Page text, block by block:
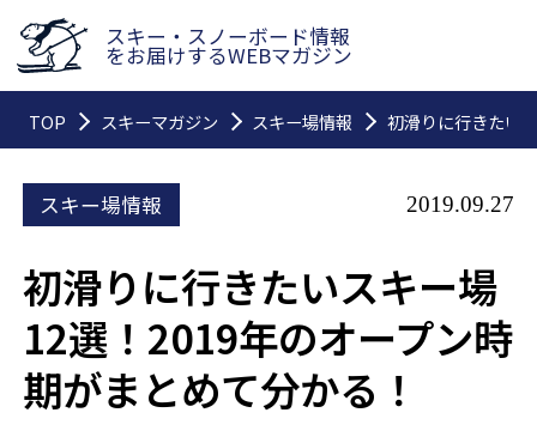
スキー・スノーボード情報
をお届けするWEBマガジン
TOP スキーマガジン スキー場情報 初滑りに行きたい
スキー場情報 2019.09.27
初滑りに行きたいスキー場
12選！2019年のオープン時
期がまとめて分かる！